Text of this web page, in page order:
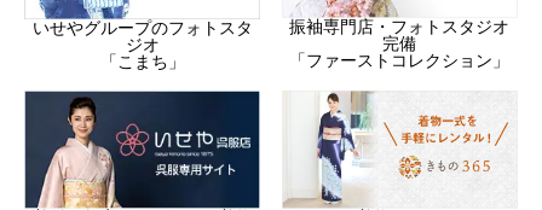
いせやグループのフォトスタ
ジオ
「こまち」
振袖専門店・フォトスタジオ
完備
「ファーストコレクション」